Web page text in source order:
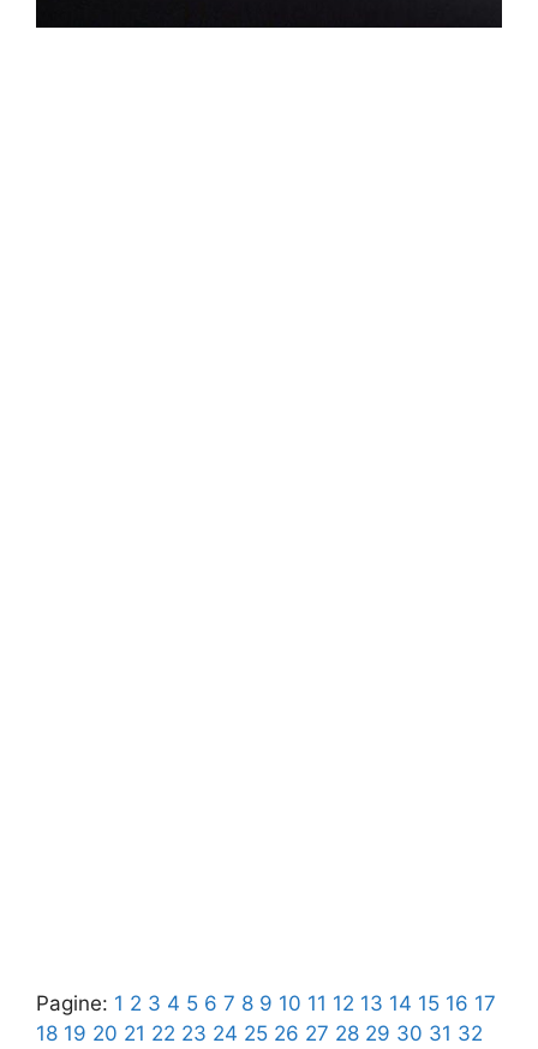
Pagine: 1 2 3 4 5 6 7 8 9 10 11 12 13 14 15 16 17
18 19 20 21 22 23 24 25 26 27 28 29 30 31 32